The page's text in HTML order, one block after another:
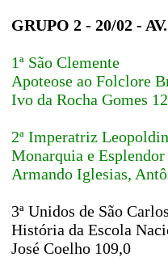
GRUPO 2 - 20/02 -
1ª São Clemente
Apoteose ao Folclore
Ivo da Rocha Gomes
2ª Imperatriz
Monarquia e
Armando Iglesias,
3ª Unidos de São Carlos
História da Escola
José Coelho 109,0